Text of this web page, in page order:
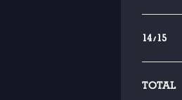
14/15
TOTAL